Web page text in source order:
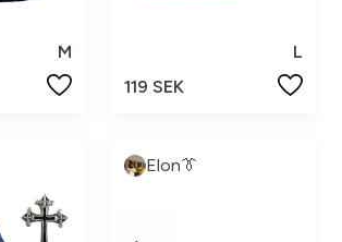
M
L
119 SEK
Elon👔